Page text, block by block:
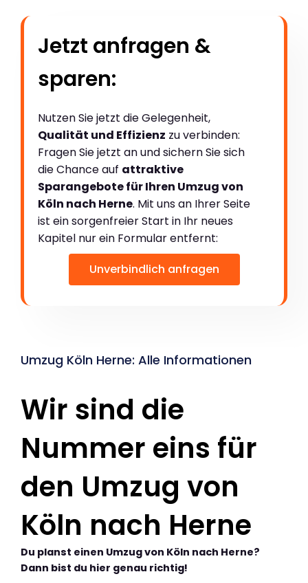
Jetzt anfragen &
sparen:
Nutzen Sie jetzt die Gelegenheit,
Qualität und Effizienz zu verbinden:
Fragen Sie jetzt an und sichern Sie sich
die Chance auf attraktive
Sparangebote für Ihren Umzug von
Köln nach Herne. Mit uns an Ihrer Seite
ist ein sorgenfreier Start in Ihr neues
Kapitel nur ein Formular entfernt:
Unverbindlich anfragen
Umzug Köln Herne: Alle Informationen
Wir sind die
Nummer eins für
den Umzug von
Köln nach Herne
Du planst einen Umzug von Köln nach Herne?
Dann bist du hier genau richtig!